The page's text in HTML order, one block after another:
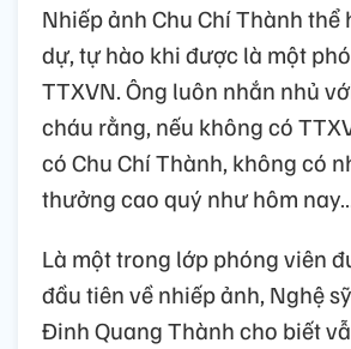
Nhiếp ảnh Chu Chí Thành thể
dự, tự hào khi được là một
TTXVN. Ông luôn nhắn nhủ
cháu rằng, nếu không có
có Chu Chí Thành, không có
thưởng cao quý như hôm
Là một trong lớp phóng viên
đầu tiên về nhiếp ảnh, Nghệ
Đinh Quang Thành cho biết